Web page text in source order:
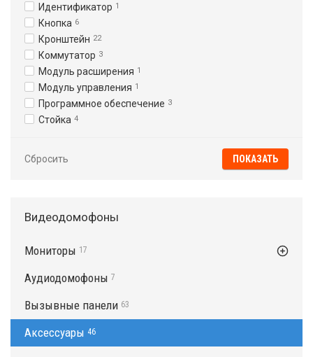
Идентификатор 1
Кнопка 6
Кронштейн 22
Коммутатор 3
Модуль расширения 1
Модуль управления 1
Программное обеспечение 3
Стойка 4
Сбросить
Видеодомофоны
Мониторы 17
Аудиодомофоны 7
Вызывные панели 63
Аксессуары 46